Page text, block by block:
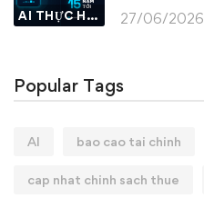
AI THỰC HÀNH 27/06/2026
Popular Tags
AI bao cao tai chinh
cap nhat chinh sach thue